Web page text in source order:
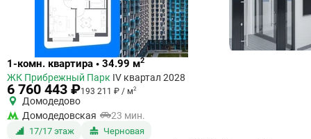
Ссылка
квартиру
1-комн. квартира • 34.99 м2
ЖК Прибрежный Парк IV квартал 2028
6 760 443 ₽193 211 ₽ / м2
Домодедово
Домодедовская
23 мин.
17/17 этаж
Черновая